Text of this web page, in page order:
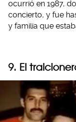
ocurrió en 1987,
concierto, y fue
y familia que
9. El